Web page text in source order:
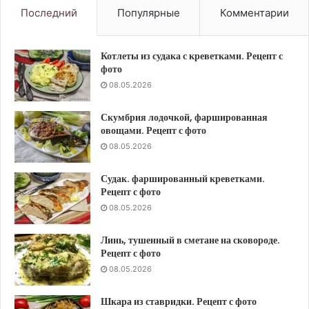
Последний Популярные Комментарии
Котлеты из судака с креветками. Рецепт с
фото
08.05.2026
Скумбрия лодочкой, фаршированная
овощами. Рецепт с фото
08.05.2026
Судак. фаршированный креветками.
Рецепт с фото
08.05.2026
Линь, тушенный в сметане на сковороде.
Рецепт с фото
08.05.2026
Шкара из ставридки. Рецепт с фото